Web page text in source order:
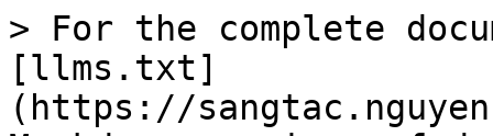
> For the complete
[llms.txt]
(https://